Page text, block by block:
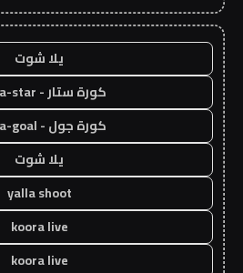
يلا شوت
كورة ستار - koora-star
كورة جول - koora-goal
يلا شوت
yalla shoot
koora live
koora live